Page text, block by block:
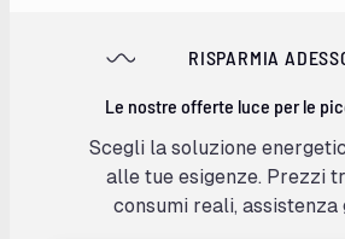
RISPARMIA
Le nostre offerte luce per le
Scegli la soluzione
alle tue esigenze. Prezzi
consumi reali, assistenza